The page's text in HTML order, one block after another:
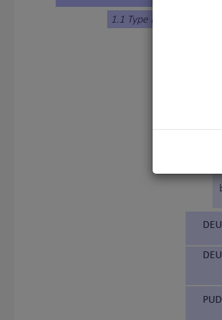
1.1 Type Braque